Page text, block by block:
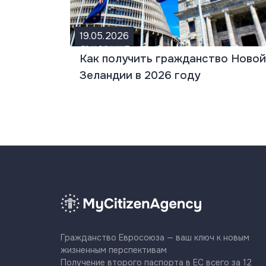
19.05.2026
Как получить гражданство Новой
Зеландии в 2026 году
Гражданство Евросоюза — ваш ключ к новым
жизненным перспективам
Получение второго паспорта в ЕС всего за 12